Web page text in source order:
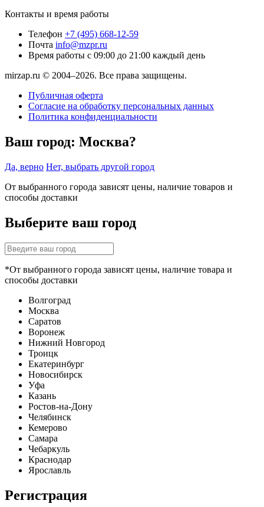
Контакты и время работы
Телефон +7 (495) 668-12-59
Почта info@mzpr.ru
Время работы с 09:00 до 21:00 каждый день
mirzap.ru © 2004–2026. Все права защищены.
Публичная оферта
Согласие на обработку персональных данных
Политика конфиденциальности
Ваш город: Москва?
Да, верно Нет, выбрать другой город
От выбранного города зависят цены, наличие товаров и
способы доставки
Выберите ваш город
*От выбранного города зависят цены, наличие товара и
способы доставки
Волгоград
Москва
Саратов
Воронеж
Нижний Новгород
Троицк
Екатеринбург
Новосибирск
Уфа
Казань
Ростов-на-Дону
Челябинск
Кемерово
Самара
Чебаркуль
Краснодар
Ярославль
Регистрация